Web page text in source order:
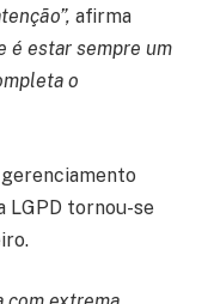
afirma
é estar sempre um
o
LGPD tornou-se